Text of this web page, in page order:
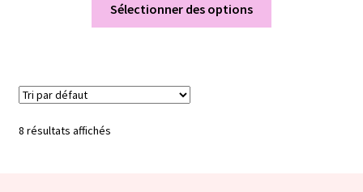
Sélectionner des options
8 résultats affichés